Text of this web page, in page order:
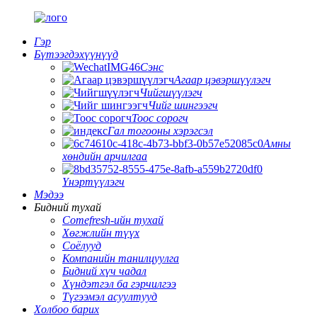
Гэр
Бүтээгдэхүүнүүд
Сэнс
Агаар цэвэршүүлэгч
Чийгшүүлэгч
Чийг шингээгч
Тоос сорогч
Гал тогооны хэрэгсэл
Амны
хөндийн арчилгаа
Үнэртүүлэгч
Мэдээ
Бидний тухай
Comefresh-ийн тухай
Хөгжлийн түүх
Соёлууд
Компанийн танилцуулга
Бидний хүч чадал
Хүндэтгэл ба гэрчилгээ
Түгээмэл асуултууд
Холбоо барих